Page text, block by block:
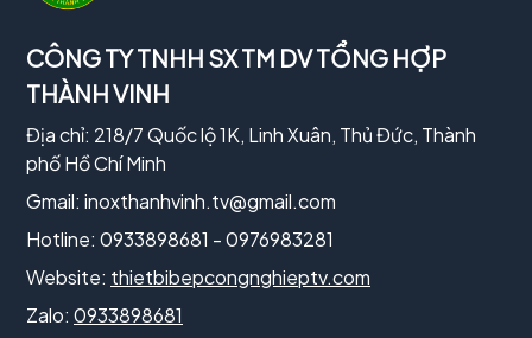
CÔNG TY TNHH SX TM DV TỔNG HỢP
THÀNH VINH
Địa chỉ: 218/7 Quốc lộ 1K, Linh Xuân, Thủ Đức, Thành
phố Hồ Chí Minh
Gmail: inoxthanhvinh.tv@gmail.com
Hotline: 0933898681 - 0976983281
Website: thietbibepcongnghieptv.com
Zalo: 0933898681